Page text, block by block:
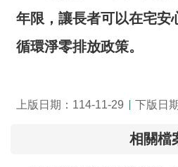
年限，讓長者可以在宅安
循環淨零排放政策。
上版日期：114-11-29 下版日
相關檔